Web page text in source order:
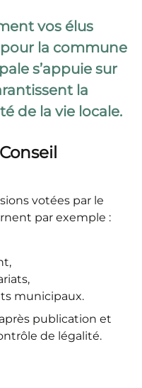
vos élus
la commune
s’appuie sur
la
de la vie locale.
votées par le
par exemple :
municipaux.
publication et
de légalité.